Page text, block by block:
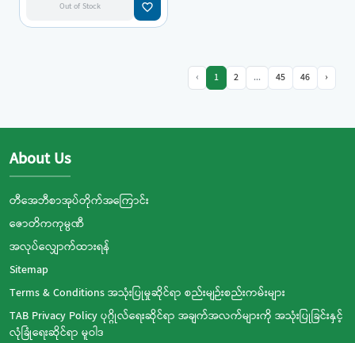
Out of Stock favorite_border
‹ 1 2 ... 45 46 ›
About Us
တီအေဘီစာအုပ်တိုက်အကြောင်း
ဇောတိကကုမ္ပဏီ
အလုပ်လျှောက်ထားရန်
Sitemap
Terms & Conditions အသုံးပြုမှုဆိုင်ရာ စည်းမျဉ်းစည်းကမ်းများ
TAB Privacy Policy ပုဂ္ဂိုလ်ရေးဆိုင်ရာ အချက်အလက်များကို အသုံးပြုခြင်းနှင့်
လုံခြုံရေးဆိုင်ရာ မူဝါဒ